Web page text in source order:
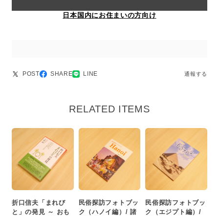
日本国内にお住まいの方向け
POST SHARE LINE 通報する
RELATED ITEMS
折口信夫「まれび
と」の発見 ～ おも
民俗探訪フォトブッ
ク（ハノイ編）/ 諸
民俗探訪フォトブッ
ク（エジプト編）/